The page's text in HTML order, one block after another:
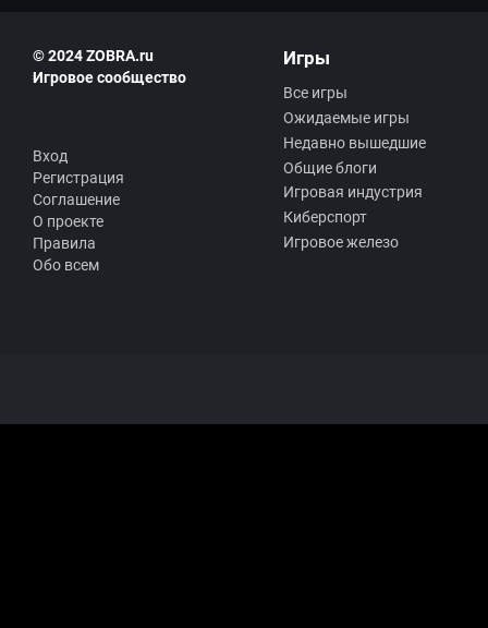
© 2024 ZOBRA.ru
Игровое сообщество
Вход
Регистрация
Соглашение
О проекте
Правила
Обо всем
Игры
Все игры
Ожидаемые игры
Недавно вышедшие
Общие блоги
Игровая индустрия
Киберспорт
Игровое железо